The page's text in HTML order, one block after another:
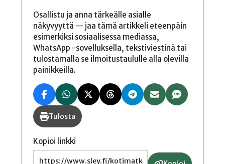
Osallistu ja anna tärkeälle asialle
näkyvyyttä — jaa tämä artikkeli eteenpäin
esimerkiksi sosiaalisessa mediassa,
WhatsApp -sovelluksella, tekstiviestinä tai
tulostamalla se ilmoitustaululle alla olevilla
painikkeilla.
Tulosta
Kopioi linkki